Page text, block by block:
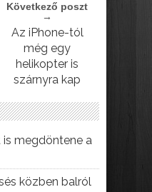
Következő poszt
→
Az iPhone-tól
még egy
helikopter is
szárnyra kap
is megdöntene a
közben balról